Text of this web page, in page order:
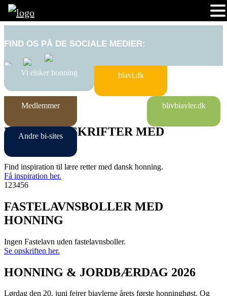
FIND OS PÅ DE SOCIALE MEDIER:
Vi elsker honning biavl.dk
Medlemmer blivbiavler.dk
Andre bi-sites
LÆKRE OPSKRIFTER MED
Find inspiration til lære retter med dansk honning.
Få inspiration her.
1 23456
FASTELAVNSBOLLER MED
HONNING
Ingen Fastelavn uden fastelavnsboller.
Se opskriften her.
HONNING & JORDBÆRDAG 2026
Lørdag den 20. juni fejrer biavlerne årets første honninghøst. Og